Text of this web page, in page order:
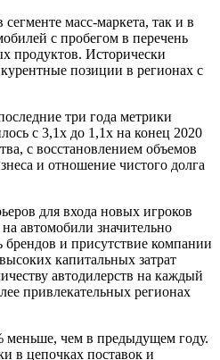
масс-маркета, так и в
с пробегом в перечень
продуктов. Исторически
позиции в регионах с
три года метрики
с 3,1х до 1,1х на конец 2020
с восстановлением объемов
и отношение чистого долга
для входа новых игроков
автомобили значительно
и присутствие компании
капитальных затрат
автодилерств на каждый
привлекательных регионах
меньше, чем в предыдущем году.
в цепочках поставок и